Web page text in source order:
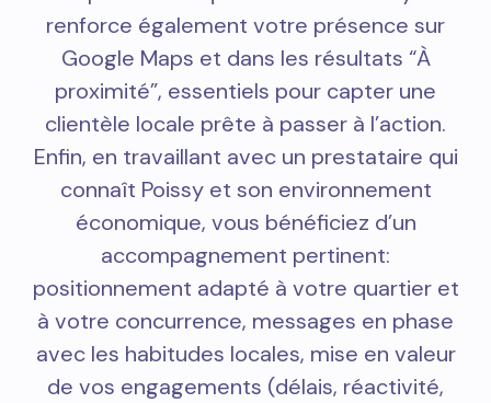
renforce également votre présence sur
Google Maps et dans les résultats “À
proximité”, essentiels pour capter une
clientèle locale prête à passer à l’action.
Enfin, en travaillant avec un prestataire qui
connaît Poissy et son environnement
économique, vous bénéficiez d’un
accompagnement pertinent:
positionnement adapté à votre quartier et
à votre concurrence, messages en phase
avec les habitudes locales, mise en valeur
de vos engagements (délais, réactivité,